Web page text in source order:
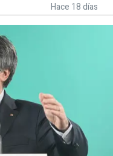
Hace 18 días